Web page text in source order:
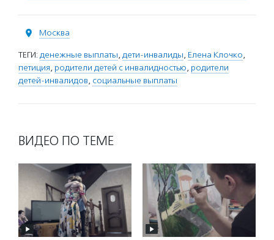
Москва
ТЕГИ: денежные выплаты, дети-инвалиды, Елена Клочко,
петиция, родители детей с инвалидностью, родители
детей-инвалидов, социальные выплаты
ВИДЕО ПО ТЕМЕ